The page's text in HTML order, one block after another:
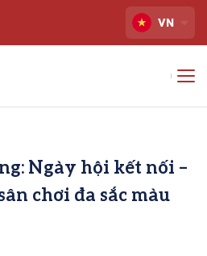
VN
Ngày hội kết nối –
chơi đa sắc màu